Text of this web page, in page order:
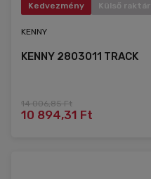
Kedvezmény Külső raktár
KENNY
KENNY 2803011 TRACK
14 006,85 Ft
10 894,31 Ft